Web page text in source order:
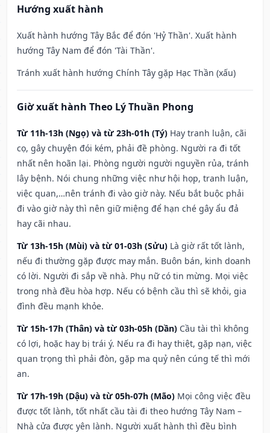
Hướng xuất hành
Xuất hành hướng Tây Bắc để đón 'Hỷ Thần'. Xuất hành
hướng Tây Nam để đón 'Tài Thần'.
Tránh xuất hành hướng Chính Tây gặp Hạc Thần (xấu)
Giờ xuất hành Theo Lý Thuần Phong
Từ 11h-13h (Ngọ) và từ 23h-01h (Tý) Hay tranh luận, cãi
cọ, gây chuyện đói kém, phải đề phòng. Người ra đi tốt
nhất nên hoãn lại. Phòng người người nguyền rủa, tránh
lây bệnh. Nói chung những việc như hội họp, tranh luận,
việc quan,…nên tránh đi vào giờ này. Nếu bắt buộc phải
đi vào giờ này thì nên giữ miệng để hạn ché gây ẩu đả
hay cãi nhau.
Từ 13h-15h (Mùi) và từ 01-03h (Sửu) Là giờ rất tốt lành,
nếu đi thường gặp được may mắn. Buôn bán, kinh doanh
có lời. Người đi sắp về nhà. Phụ nữ có tin mừng. Mọi việc
trong nhà đều hòa hợp. Nếu có bệnh cầu thì sẽ khỏi, gia
đình đều mạnh khỏe.
Từ 15h-17h (Thân) và từ 03h-05h (Dần) Cầu tài thì không
có lợi, hoặc hay bị trái ý. Nếu ra đi hay thiệt, gặp nạn, việc
quan trọng thì phải đòn, gặp ma quỷ nên cúng tế thì mới
an.
Từ 17h-19h (Dậu) và từ 05h-07h (Mão) Mọi công việc đều
được tốt lành, tốt nhất cầu tài đi theo hướng Tây Nam –
Nhà cửa được yên lành. Người xuất hành thì đều bình